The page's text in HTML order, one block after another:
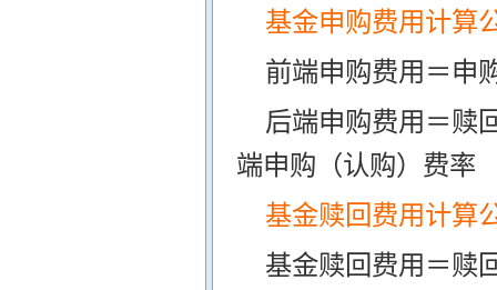
基金申购费用计算
前端申购费用＝申
后端申购费用＝赎
端申购（认购）费率
基金赎回费用计算
基金赎回费用＝赎